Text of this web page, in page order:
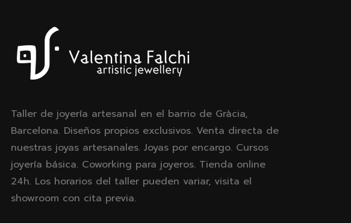
Taller de joyería artesanal en el barrio de Gràcia,
Barcelona. Diseños propios exclusivos. Venta directa de
nuestras joyas artesanales. Joyas por encargo. Cursos
joyería básica. Coworking para joyeros. Tienda online
24h. Los horarios del taller pueden variar, visita el
showroom con cita previa.